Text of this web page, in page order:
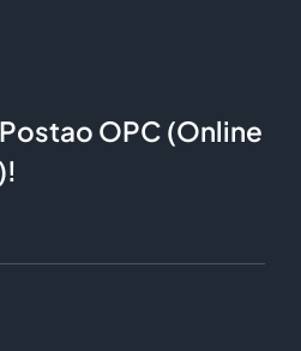
OPC (Online